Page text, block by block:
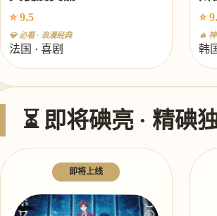
⭐ 9.5
💎 必看 · 浪漫经典
法国 · 喜剧
⭐
🔥
韩
⏳ 即将碘亮 · 精碘
即将上线